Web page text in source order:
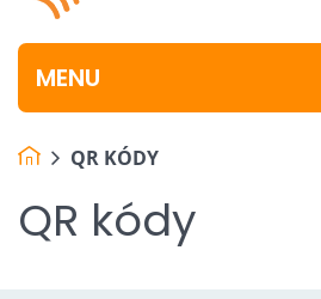
MENU
QR KÓDY
QR kódy